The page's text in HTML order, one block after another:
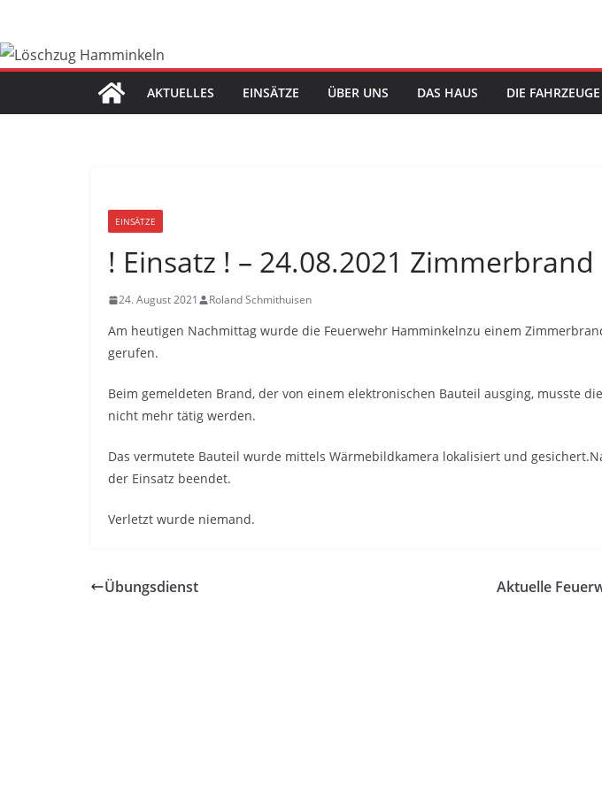
springen
AKTUELLES EINSÄTZE ÜBER UNS DAS HAUS DIE FAHRZEUGE
EINSÄTZE
! Einsatz ! – 24.08.2021 Zimmerbrand
24. August 2021 Roland Schmithuisen
Am heutigen Nachmittag wurde die Feuerwehr Hamminkelnzu einem
gerufen.
Beim gemeldeten Brand, der von einem elektronischen Bauteil ausging, musste
nicht mehr tätig werden.
Das vermutete Bauteil wurde mittels Wärmebildkamera lokalisiert und
der Einsatz beendet.
Verletzt wurde niemand.
Übungsdienst
Aktuelle